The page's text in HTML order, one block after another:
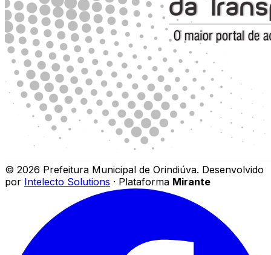
© 2026 Prefeitura Municipal de Orindiúva. Desenvolvido
por Intelecto Solutions · Plataforma Mirante